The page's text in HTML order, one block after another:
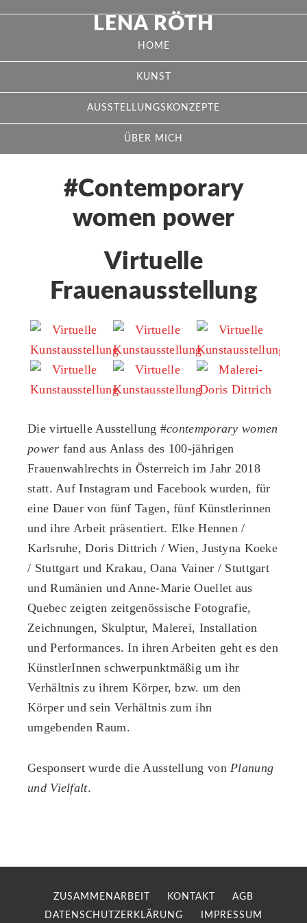
LENA RÖTH
HOME
KUNST
AUSSTELLUNGSKONZEPTE
ÜBER MICH
#Contemporary
women power
Virtuelle
Frauenausstellung
Die virtuelle Ausstellung #contemporary women
power fand aus Anlass des 100-jährigen
Frauenwahlrechts in Österreich im Jahr 2018
statt. Auf Instagram und Facebook wurden, für
eine Dauer von fünf Tagen, fünf Künstlerinnen
und ihre Arbeit präsentiert. Elke Hennen /
Karlsruhe, Doris Dittrich / Wien, Justyna Koeke
/ Stuttgart und Krakau, Oana Vainer / Stuttgart
und Rumänien und Anne-Marie Ouellet aus
Quebec zeigten zeitgenössische Fotografie,
Zeichnungen, Skulptur, Malerei, Installation
und Performances. In ihren Arbeiten geht es den
KünstlerInnen schwerpunktmäßig um ihr
Verhältnis zu ihrem Körper, bzw. um den
Körper und sein Verhältnis zum ihn
umgebenden Raum.
Gesponsert wurde die Ausstellung vonPlanung
und Vielfalt.
ZUSAMMENARBEIT KONTAKT
AGB
DATENSCHUTZERKLÄRUNG
IMPRESSUM